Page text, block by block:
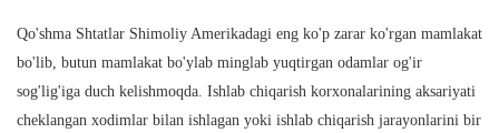
Qo'shma Shtatlar Shimoliy Amerikadagi eng ko'p zarar ko'rgan mamlakat
bo'lib, butun mamlakat bo'ylab minglab yuqtirgan odamlar og'ir
sog'lig'iga duch kelishmoqda. Ishlab chiqarish korxonalarining aksariyati
cheklangan xodimlar bilan ishlagan yoki ishlab chiqarish jarayonlarini bir